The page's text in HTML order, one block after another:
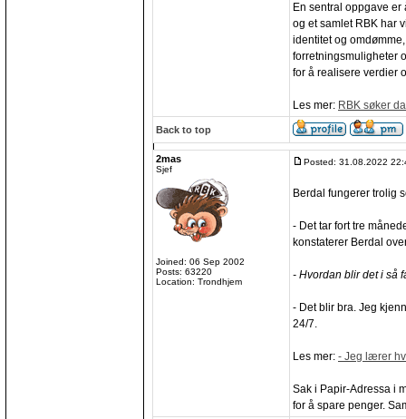
En sentral oppgave
og et samlet RBK har
identitet og
forretningsmuligheter
for å realisere verdier
Les mer: RBK søker
Back to top
2mas
Sjef
Joined: 06 Sep 2002
Posts: 63220
Location: Trondhjem
Posted: 31.08.2022
Berdal fungerer trolig
- Det tar fort tre
konstaterer Berdal
- Hvordan blir det i så
- Det blir bra. Jeg
24/7.
Les mer: - Jeg lærer
Sak i Papir-Adressa i
for å spare penger.